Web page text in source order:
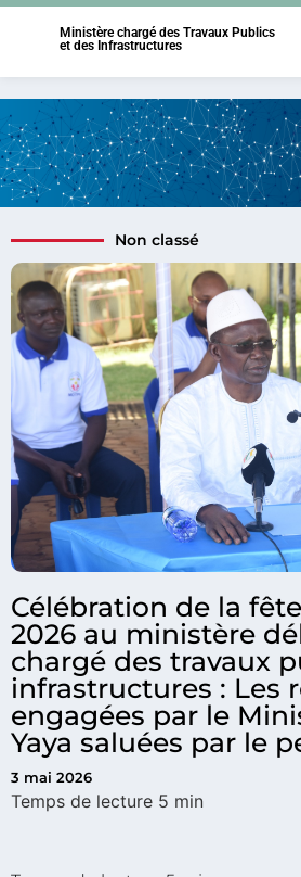
Ministère chargé des Travaux Publics
et des Infrastructures
Célébration de la
2026 au ministère
chargé des travaux
infrastructures : Les
engagées par le
Yaya saluées par le
3 mai 2026
Non classé